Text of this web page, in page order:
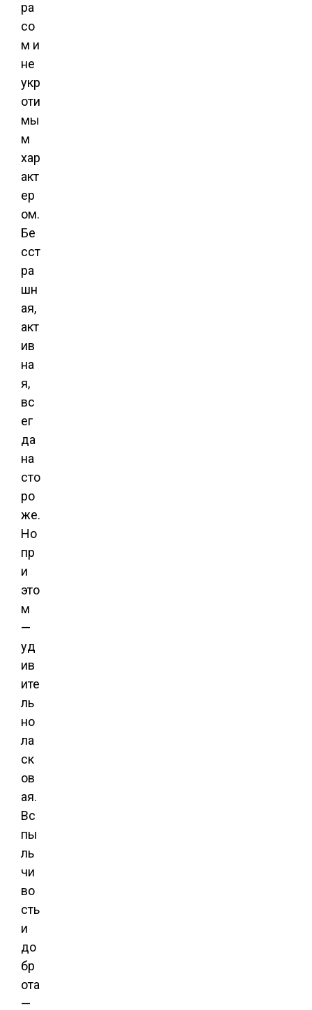
ра
со
м и
не
укр
оти
мы
м
хар
акт
ер
ом.
Бе
сст
ра
шн
ая,
акт
ив
на
я,
вс
ег
да
на
сто
ро
же.
Но
пр
и
это
м
—
уд
ив
ите
ль
но
ла
ск
ов
ая.
Вс
пы
ль
чи
во
сть
и
до
бр
ота
—